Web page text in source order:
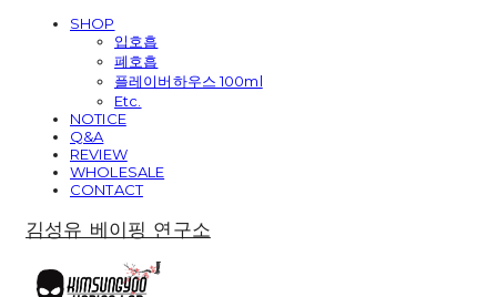
SHOP
입호흡
폐호흡
플레이버하우스 100ml
Etc.
NOTICE
Q&A
REVIEW
WHOLESALE
CONTACT
김성유 베이핑 연구소